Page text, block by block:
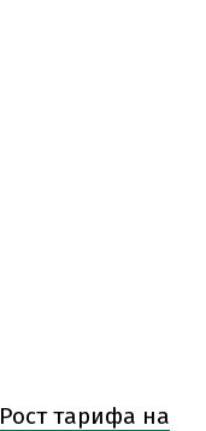
Рост тарифа на